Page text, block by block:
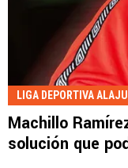
LIGA DEPORTIVA
Machillo
solución que